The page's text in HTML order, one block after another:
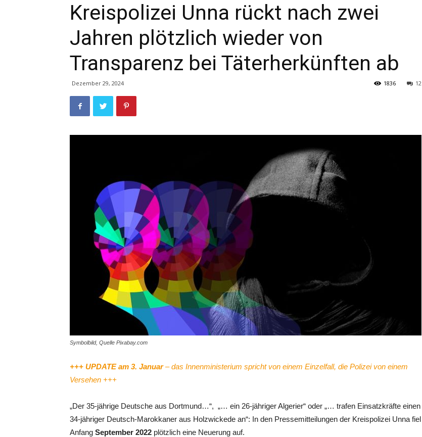
Kreispolizei Unna rückt nach zwei
Jahren plötzlich wieder von
Transparenz bei Täterherkünften ab
Dezember 29, 2024 12
1836
Symbolbild, Quelle Pixabay.com
+++ UPDATE am 3. Januar– das Innenministerium spricht von einem Einzelfall, die Polizei von einem
Versehen +++
„Der 35-jährige Deutsche aus Dortmund…“, „… ein 26-jähriger Algerier“ oder „… trafen Einsatzkräfte einen
34-jähriger Deutsch-Marokkaner aus Holzwickede an“: In den Pressemitteilungen der Kreispolizei Unna fiel
Anfang September 2022 plötzlich eine Neuerung auf.